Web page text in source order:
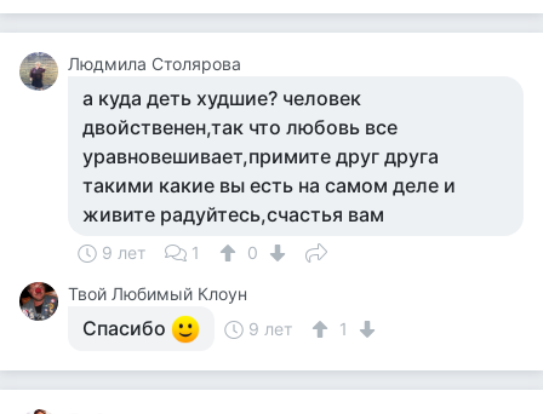
Людмила Столярова
а куда деть худшие? человек
двойственен,так что любовь все
уравновешивает,примите друг друга
такими какие вы есть на самом деле и
живите радуйтесь,счастья вам
9 лет 1
0
Твой Любимый Клоун
Спасибо 9 лет 1